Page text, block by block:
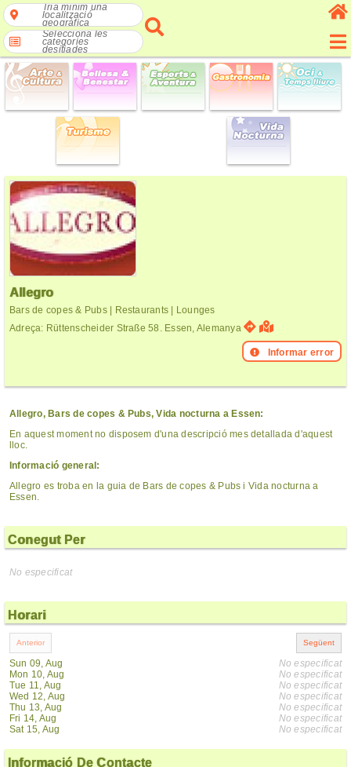
Tria mínim una
localització
geogràfica
Selecciona les
categories
desitjades
Allegro
Bars de copes & Pubs | Restaurants | Lounges
Adreça: Rüttenscheider Straße 58. Essen, Alemanya
Informar error
Allegro, Bars de copes & Pubs, Vida nocturna a Essen:
En aquest moment no disposem d'una descripció mes detallada d'aquest
lloc.
Informació general:
Allegro es troba en la guia de Bars de copes & Pubs i Vida nocturna a
Essen.
Conegut Per
No especificat
Horari
Sun 09, Aug
Mon 10, Aug
Tue 11, Aug
Wed 12, Aug
Thu 13, Aug
Fri 14, Aug
Sat 15, Aug
No especificat
No especificat
No especificat
No especificat
No especificat
No especificat
No especificat
Informació De Contacte